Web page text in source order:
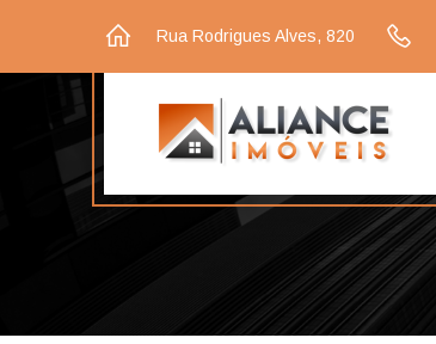
Rua Rodrigues Alves, 820